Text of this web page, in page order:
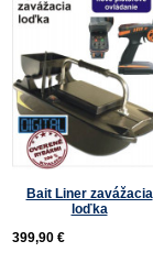
Bait Liner zavážacia
loďka
399,90 €